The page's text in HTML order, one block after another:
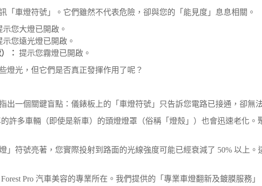
「車燈符號」。它們雖然不代表危險，卻與您的「能見度」息息相關。
示您大燈已開啟。
示您遠光燈已開啟。
： 提示您霧燈已開啟。
燈光，但它們是否真正發揮作用了呢？
出一個關鍵盲點：儀錶板上的「車燈符號」只告訴您電路已接通，卻無
許多車輛（即使是新車）的頭燈燈罩（俗稱「燈殼」）也會迅速老化。
」符號亮著，您實際投射到路面的光線強度可能已經衰減了 50% 以上
Pro 汽車美容的專業所在。我們提供的「專業車燈翻新及鍍膜服務